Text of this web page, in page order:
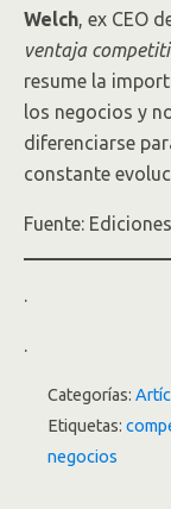
Welch , ex CEO
ventaja
resume la
los negocios y
diferenciarse
constante
Fuente: Ediciones
Categorías:
Etiquetas:
negocios